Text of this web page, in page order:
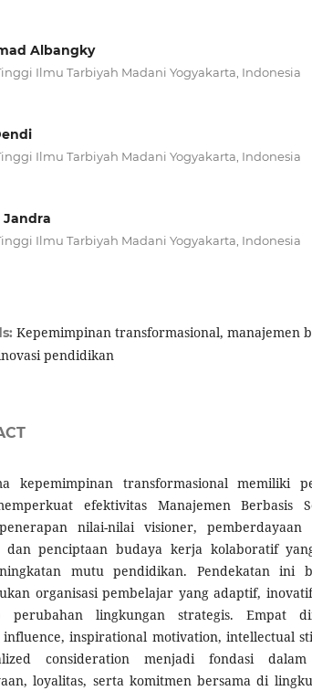
Albangky
Ilmu Tarbiyah Madani Yogyakarta, Indonesia
Ilmu Tarbiyah Madani Yogyakarta, Indonesia
Jandra
Ilmu Tarbiyah Madani Yogyakarta, Indonesia
Kepemimpinan transformasional, manajemen
pendidikan
kepemimpinan transformasional memiliki
efektivitas Manajemen Berbasis
nilai-nilai visioner, pemberdayaan
dan penciptaan budaya kerja kolaboratif
mutu pendidikan. Pendekatan ini
organisasi pembelajar yang adaptif,
perubahan lingkungan strategis. Empat
influence, inspirational motivation, intellectual
consideration menjadi fondasi dalam
loyalitas, serta komitmen bersama di